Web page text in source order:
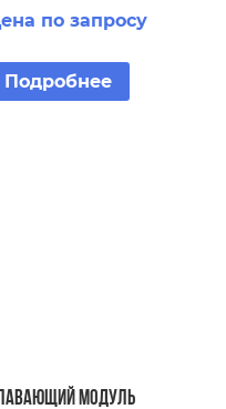
Display Aerator 7
по запросу
Подробнее
модуль